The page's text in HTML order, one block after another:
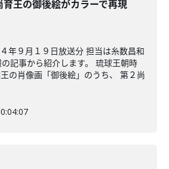
育王の御後絵がカラーで再現
年９月１９日放送分 担当は糸数昌和
記事から紹介します。 琉球王朝時
の肖像画「御後絵」のうち、 第２尚